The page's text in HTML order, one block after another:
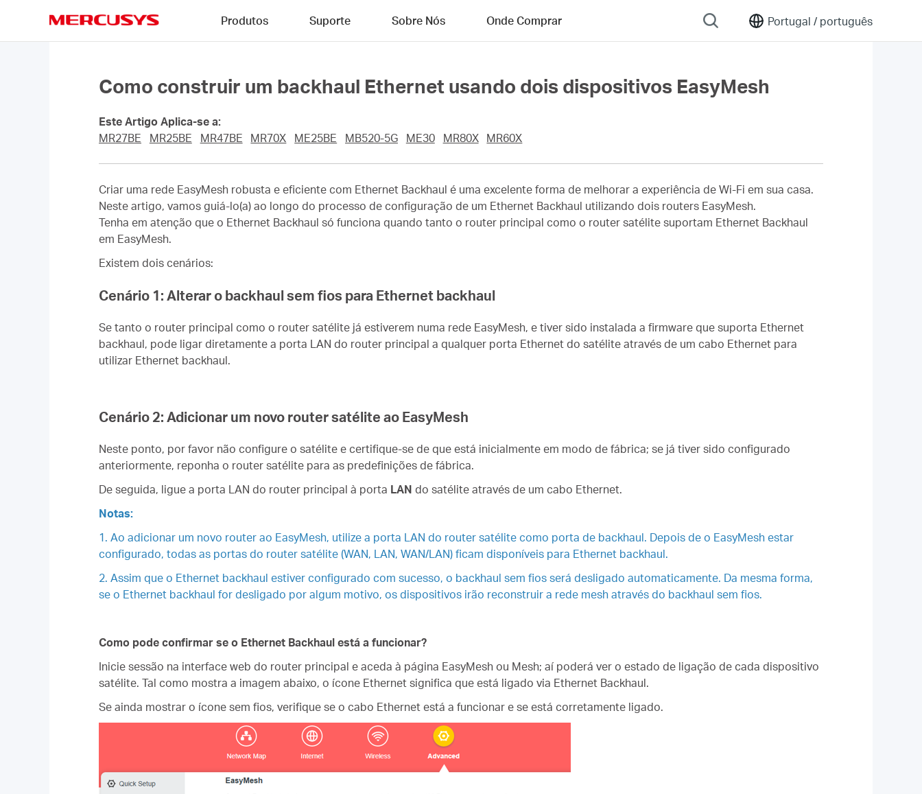
Portugal / português
Produtos Suporte Sobre Nós Onde Comprar
Como construir um backhaul Ethernet usando dois dispositivos EasyMesh
Este Artigo Aplica-se a:
MR27BE
MR25BE MR47BE MR70X ME25BE MB520-5G ME30 MR80X MR60X
Criar uma rede EasyMesh robusta e eficiente com Ethernet Backhaul é uma excelente forma de melhorar a experiência de Wi-Fi em sua casa.
Neste artigo, vamos guiá-lo(a) ao longo do processo de configuração de um Ethernet Backhaul utilizando dois routers EasyMesh.
Tenha em atenção que o Ethernet Backhaul só funciona quando tanto o router principal como o router satélite suportam Ethernet Backhaul
em EasyMesh.
Existem dois cenários:
Cenário 1: Alterar o backhaul sem fios para Ethernet backhaul
Se tanto o router principal como o router satélite já estiverem numa rede EasyMesh, e tiver sido instalada a firmware que suporta Ethernet
backhaul, pode ligar diretamente a porta LAN do router principal a qualquer porta Ethernet do satélite através de um cabo Ethernet para
utilizar Ethernet backhaul.
Cenário 2: Adicionar um novo router satélite ao EasyMesh
Neste ponto, por favor não configure o satélite e certifique-se de que está inicialmente em modo de fábrica; se já tiver sido configurado
anteriormente, reponha o router satélite para as predefinições de fábrica.
De seguida, ligue a porta LAN do router principal à porta LAN do satélite através de um cabo Ethernet.
Notas:
1. Ao adicionar um novo router ao EasyMesh, utilize a porta LAN do router satélite como porta de backhaul. Depois de o EasyMesh estar
configurado, todas as portas do router satélite (WAN, LAN, WAN/LAN) ficam disponíveis para Ethernet backhaul.
2. Assim que o Ethernet backhaul estiver configurado com sucesso, o backhaul sem fios será desligado automaticamente. Da mesma forma,
se o Ethernet backhaul for desligado por algum motivo, os dispositivos irão reconstruir a rede mesh através do backhaul sem fios.
Como pode confirmar se o Ethernet Backhaul está a funcionar?
Inicie sessão na interface web do router principal e aceda à página EasyMesh ou Mesh; aí poderá ver o estado de ligação de cada dispositivo
satélite. Tal como mostra a imagem abaixo, o ícone Ethernet significa que está ligado via Ethernet Backhaul.
Se ainda mostrar o ícone sem fios, verifique se o cabo Ethernet está a funcionar e se está corretamente ligado.